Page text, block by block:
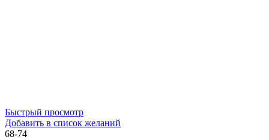
Быстрый просмотр
Добавить в список желаний
68-74